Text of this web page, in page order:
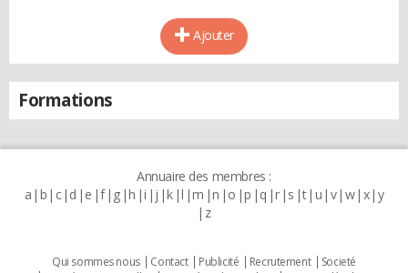
Ajouter
Formations
Annuaire des membres :
a b c d e f g h i j k l m n o p q r s t u v w x y
z
Qui sommes nous Contact Publicité Recrutement
Societé